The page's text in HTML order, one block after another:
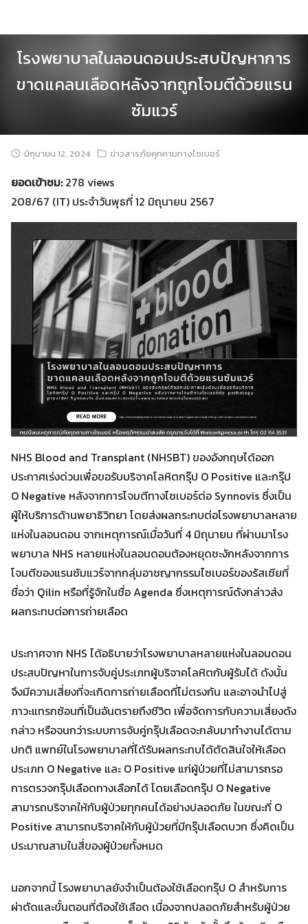
Search
for:
Search
โรงพยาบาลในลอนดอนประสบปัญหาการ
ขาดแคลนเลือดหลังจากถูกโจมตีด้วยแรน
ซัมแวร์
มิถุนายน 12, 2024 ข่าวสารภัยคุกคามทางไซเบอร์
ยอดเข้าชม:278 views
208/67 (IT) ประจำวันพุธที่ 12 มิถุนายน 2567
NHS Blood and Transplant (NHSBT) ของอังกฤษได้ออก
ประกาศเร่งด่วนเพื่อขอรับบริจาคโลหิตกรุ๊ป O Positive และกรุ๊ป
O Negative หลังจากการโจมตีทางไซเบอร์ต่อ Synnovis ซึ่งเป็น
ผู้ให้บริการด้านพยาธิวิทยา โดยส่งผลกระทบต่อโรงพยาบาลหลาย
แห่งในลอนดอน จากเหตุการณ์เมื่อวันที่ 4 มิถุนายน ที่ผ่านมาโรง
พยาบาล NHS หลายแห่งในลอนดอนต้องหยุดชะงักหลังจากการ
โจมตีของแรนซัมแวร์จากกลุ่มอาชญากรรมไซเบอร์ของรัสเซียที่
ชื่อว่า Qilin หรือที่รู้จักในชื่อ Agenda ซึ่งเหตุการณ์ดังกล่าวส่ง
ผลกระทบต่อการถ่ายเลือด
ประกาศจาก NHS ได้อธิบายว่าโรงพยาบาลหลายแห่งในลอนดอน
ประสบปัญหาในการจับคู่ประเภทผู้บริจาคโลหิตกับผู้รับได้ ดังนั้น
จึงมีความเสี่ยงที่จะเกิดการถ่ายเลือดที่ไม่ตรงกัน และอาจนำไปสู่
ภาวะแทรกซ้อนที่เป็นอันตรายถึงชีวิต เพื่อจัดการกับความเสี่ยงดัง
กล่าว หรือจนกว่าระบบการจับคู่กรุ๊ปเลือดจะกลับมาทำงานได้ตาม
ปกติ แพทย์ในโรงพยาบาลที่ได้รับผลกระทบได้ตัดสินใจให้เลือด
ประเภท O Negative และ O Positive แก่ผู้ป่วยที่ไม่สามารถรอ
การตรวจกรุ๊ปเลือดทางเลือกได้ โดยเลือดกรุ๊ป O Negative
สามารถบริจาคให้กับผู้ป่วยทุกคนได้อย่างปลอดภัย ในขณะที่ O
Positive สามารถบริจาคให้กับผู้ป่วยที่มีกรุ๊ปเลือดบวก ซึ่งคิดเป็น
ประมาณสามในสี่ของผู้ป่วยทั้งหมด
นอกจากนี้ โรงพยาบาลยังจำเป็นต้องใช้เลือดกรุ๊ป O สำหรับการ
ผ่าตัดและขั้นตอนที่ต้องใช้เลือด เนื่องจากปลอดภัยสำหรับผู้ป่วย